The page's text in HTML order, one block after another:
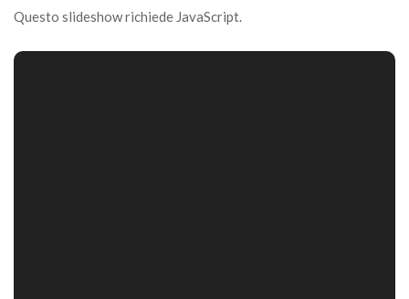
Questo slideshow richiede JavaScript.